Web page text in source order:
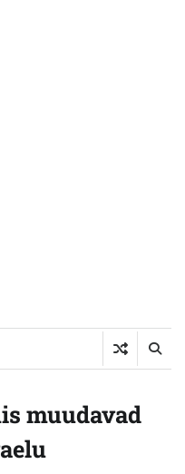
muudavad